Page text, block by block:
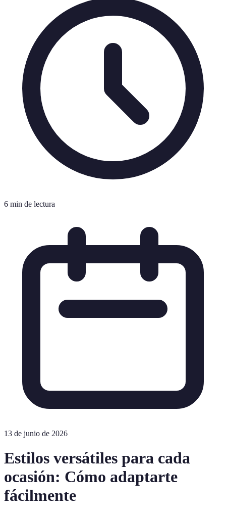
6 min de lectura
13 de junio de 2026
Estilos versátiles para cada
ocasión: Cómo adaptarte
fácilmente